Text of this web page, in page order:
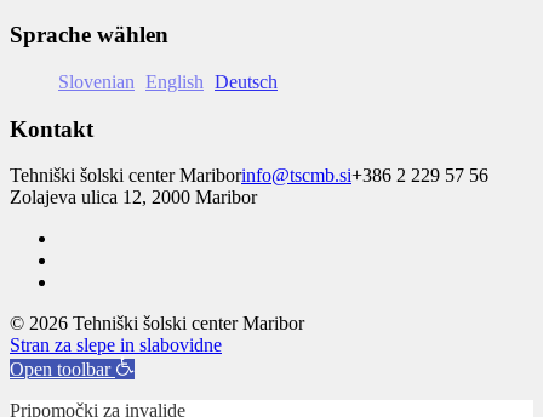
Sprache wählen
Slovenian English Deutsch
Kontakt
Tehniški šolski center Mariborinfo@tscmb.si+386 2 229 57 56
Zolajeva ulica 12, 2000 Maribor
© 2026 Tehniški šolski center Maribor
Stran za slepe in slabovidne
Open toolbar
Pripomočki za invalide